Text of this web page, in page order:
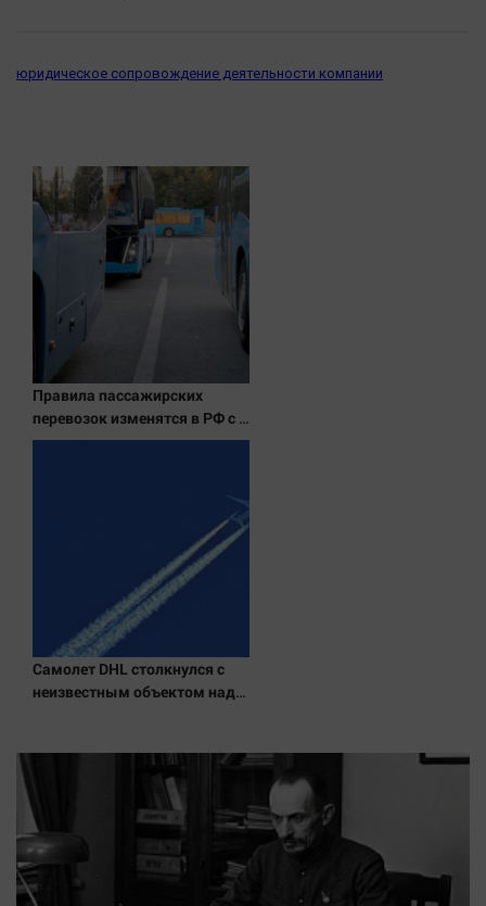
Точка на карте
юридическое сопровождение деятельности компании
Правила пассажирских
перевозок изменятся в РФ с 1
сентября
Самолет DHL столкнулся с
неизвестным объектом над